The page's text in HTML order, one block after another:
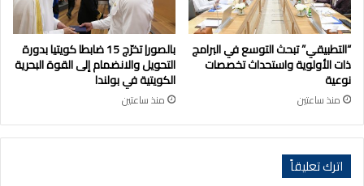
“التطبيقي” تبحث التوسع في البرامج
ذات الأولوية واستحداث تخصصات
نوعية
منذ ساعتين
بالصور| تخرّج 15 ضابطا كويتيا بدورة
التحويل والانضمام إلى القوة البحرية
الكويتية في بولندا
منذ ساعتين
اترك تعليقاً